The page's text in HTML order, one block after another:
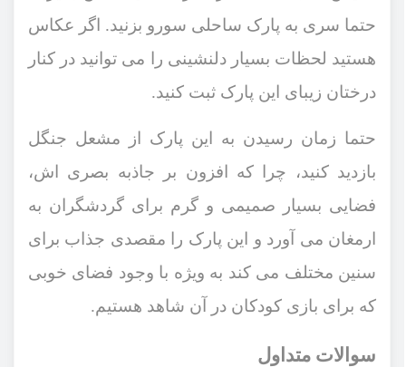
حتما سری به پارک ساحلی سورو بزنید. اگر عکاس
هستید لحظات بسیار دلنشینی را می توانید در کنار
درختان زیبای این پارک ثبت کنید.
حتما زمان رسیدن به این پارک از مشعل جنگل
بازدید کنید، چرا که افزون بر جاذبه بصری ‌اش،
فضایی بسیار صمیمی و گرم برای گردشگران به
ارمغان می ‌آورد و این پارک را مقصدی جذاب برای
سنین مختلف می ‌کند به ویژه با وجود فضای خوبی
که برای بازی کودکان در آن شاهد هستیم.
سوالات متداول